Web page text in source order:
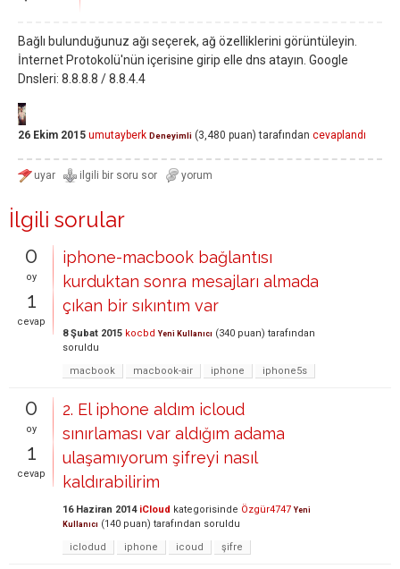
Bağlı bulunduğunuz ağı seçerek, ağ özelliklerini görüntüleyin.
İnternet Protokolü'nün içerisine girip elle dns atayın. Google
Dnsleri: 8.8.8.8 / 8.8.4.4
26 Ekim 2015 umutayberk Deneyimli (3,480 puan) tarafından cevaplandı
İlgili sorular
0
oy
1
cevap
iphone-macbook bağlantısı
kurduktan sonra mesajları almada
çıkan bir sıkıntım var
8 Şubat 2015 kocbd Yeni Kullanıcı (340 puan) tarafından
soruldu
macbook
macbook-air iphone iphone5s
0
oy
1
cevap
2. El iphone aldım icloud
sınırlaması var aldığım adama
ulaşamıyorum şifreyi nasıl
kaldırabilirim
16 Haziran 2014 iCloud kategorisinde Özgür4747 Yeni
Kullanıcı (140 puan) tarafından soruldu
iclodud
iphone icoud şifre